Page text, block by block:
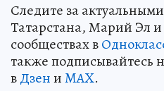
Следите за
Татарстана, Марий Эл
сообществах в
также подписывайтесь
вДзениMAX.